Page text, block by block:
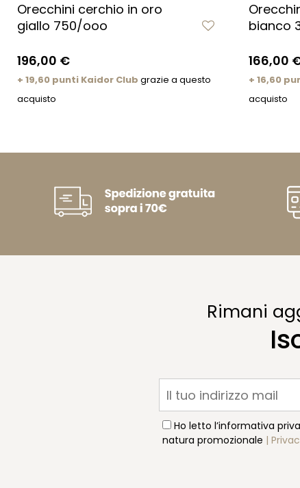
Orecchini cerchio in oro
giallo 750/ooo
196,00 €
+ 19,60 punti Kaidor Club grazie a questo
acquisto
bianco
166,00
+ 16,60
acquisto
Rimani
Ho letto l’informativa
natura promozionale |